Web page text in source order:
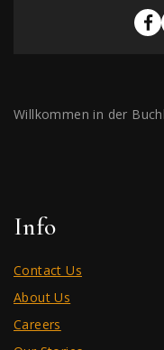
Willkommen in der
Info
Contact Us
About Us
Careers